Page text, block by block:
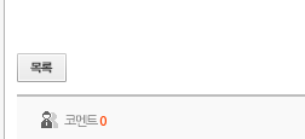
코멘트0